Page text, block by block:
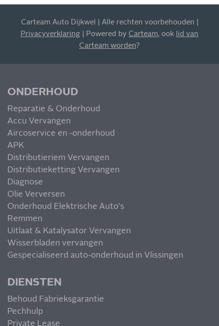
INSCHRIJVEN NIEUWSBRIEF
Blijf op de hoogte van al onze acties, aanbiedingen en
Carteam Auto Dijkwel | Alle rechten voorbehouden |
Privacyverklaring | Powered by Carteam, ook lid van
Carteam worden?
ONDERHOUD
Reparatie & Onderhoud
Accu Vervangen
Aircoservice en -onderhoud
APK
Distributieriem Vervangen
Distributieketting Vervangen
Diagnose
Olie Verversen
Onderhoud Elektrische Auto's
Remmen
Uitlaat & Katalysator Vervangen
Wisserbladen vervangen
Gespecialiseerd auto-onderhoud in Vlissingen
DIENSTEN
Behoud Fabrieksgarantie
Pechhulp
Private Lease